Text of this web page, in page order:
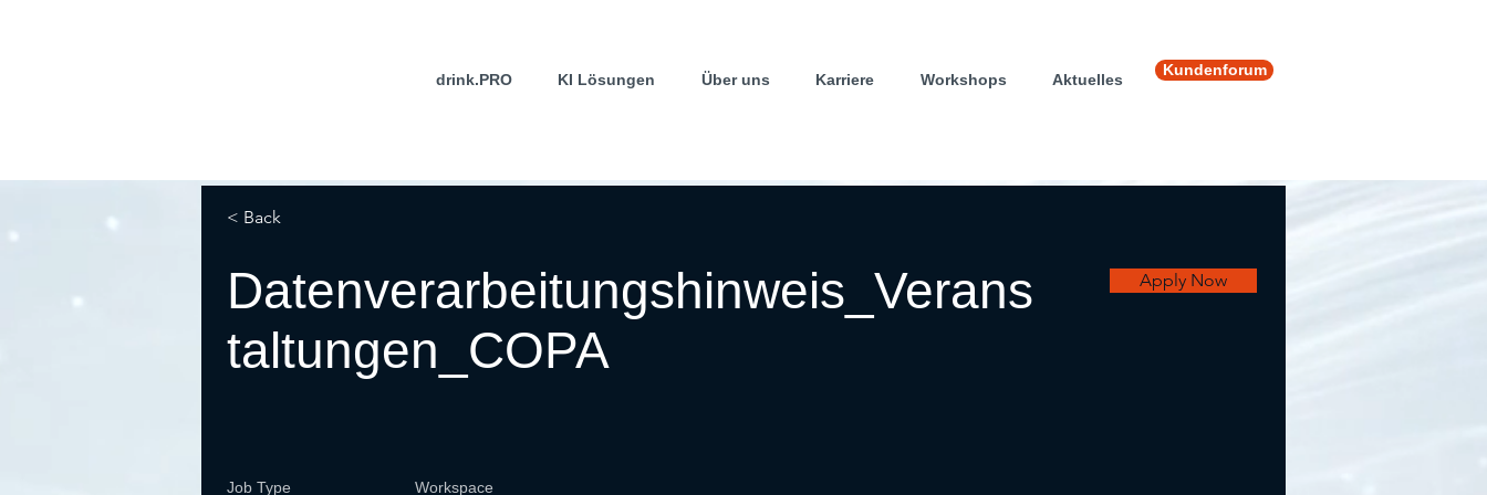
drink.PRO KI Lösungen Über uns Karriere Workshops Aktuelles
Kundenforum
< Back
Datenverarbeitungshinweis_Verans
taltungen_COPA
Apply Now
Job Type Workspace